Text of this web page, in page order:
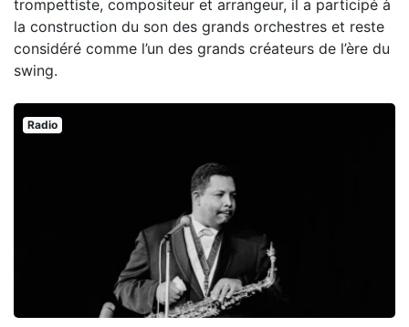
trompettiste, compositeur et arrangeur, il a participé à
la construction du son des grands orchestres et reste
considéré comme l’un des grands créateurs de l’ère du
swing.
Radio